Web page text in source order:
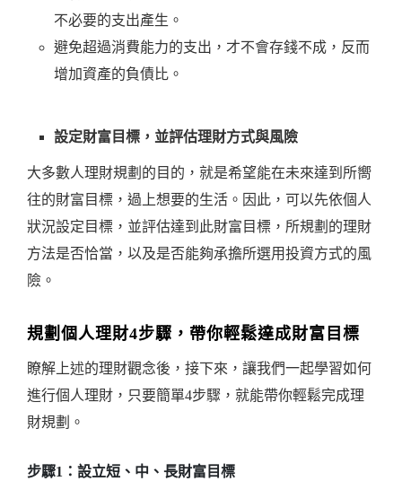
不必要的支出產生。
避免超過消費能力的支出，才不會存錢不成，反而
增加資產的負債比。
設定財富目標，並評估理財方式與風險
大多數人理財規劃的目的，就是希望能在未來達到所嚮
往的財富目標，過上想要的生活。因此，可以先依個人
狀況設定目標，並評估達到此財富目標，所規劃的理財
方法是否恰當，以及是否能夠承擔所選用投資方式的風
險。
規劃個人理財4步驟，帶你輕鬆達成財富目標
瞭解上述的理財觀念後，接下來，讓我們一起學習如何
進行個人理財，只要簡單4步驟，就能帶你輕鬆完成理
財規劃。
步驟1：設立短、中、長財富目標